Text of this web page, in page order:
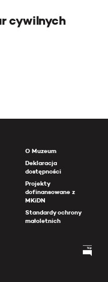
cywilnych
O Muzeum
Deklaracja
dostępności
Projekty
dofinansowane z
MKiDN
Standardy ochrony
małoletnich